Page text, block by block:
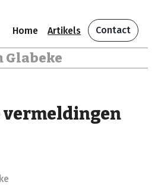
Home Artikels Contact
Glabeke